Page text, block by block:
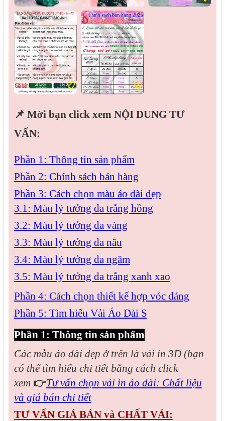
♡ ♡
📌 Mời bạn click xem NỘI DUNG TƯ
VẤN:
Phần 1: Thông tin sản phẩm
Phần 2: Chính sách bán hàng
Phần 3: Cách chọn màu áo dài đẹp
3.1: Màu lý tưởng da trắng hồng
3.2: Màu lý tưởng da vàng
3.3: Màu lý tưởng da nâu
3.4: Màu lý tưởng da ngăm
3.5: Màu lý tưởng da trắng xanh xao
Phần 4: Cách chọn thiết kế hợp vóc dáng
Phần 5: Tìm hiểu Vải Áo Dài S
Phần 1: Thông tin sản phẩm
Các mẫu áo dài đẹp ở trên là vải in 3D (bạn
có thể tìm hiểu chi tiết bằng cách click
xem 👉Tư vấn chọn vải in áo dài: Chất liệu
và giá bán chi tiết
TƯ VẤN GIÁ BÁN và CHẤT VẢI: